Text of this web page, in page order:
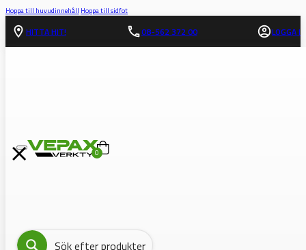
Hoppa till huvudinnehåll Hoppa till sidfot
HITTA HIT! 08-562 372 00 LOGGA IN
0